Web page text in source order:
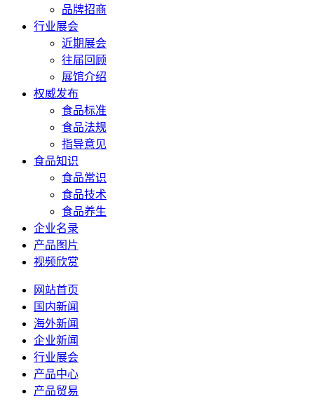
品牌招商
行业展会
近期展会
往届回顾
展馆介绍
权威发布
食品标准
食品法规
指导意见
食品知识
食品常识
食品技术
食品养生
企业名录
产品图片
视频欣赏
网站首页
国内新闻
海外新闻
企业新闻
行业展会
产品中心
产品贸易